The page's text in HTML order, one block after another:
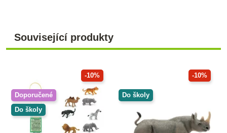
Související produkty
-10%
Doporučené
Do školy
-10%
Do školy